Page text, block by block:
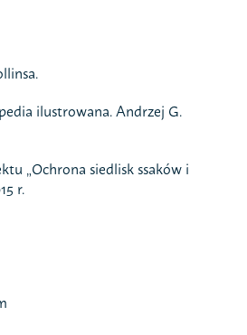
ilustrowana. Andrzej G.
„Ochrona siedlisk ssaków i
r.